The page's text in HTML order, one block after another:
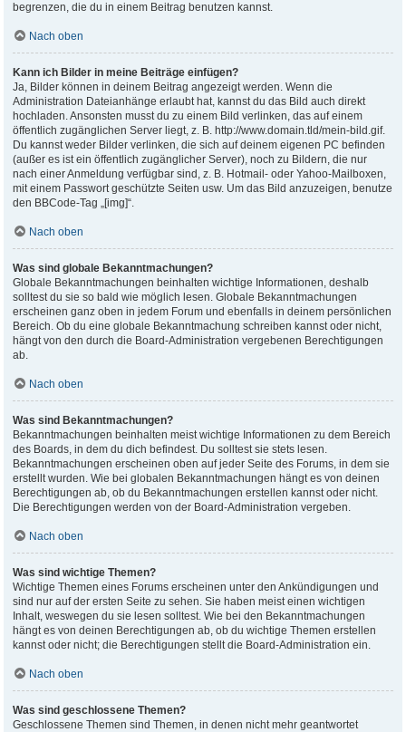
begrenzen, die du in einem Beitrag benutzen kannst.
Nach oben
Kann ich Bilder in meine Beiträge einfügen?
Ja, Bilder können in deinem Beitrag angezeigt werden. Wenn die
Administration Dateianhänge erlaubt hat, kannst du das Bild auch direkt
hochladen. Ansonsten musst du zu einem Bild verlinken, das auf einem
öffentlich zugänglichen Server liegt, z. B. http://www.domain.tld/mein-bild.gif.
Du kannst weder Bilder verlinken, die sich auf deinem eigenen PC befinden
(außer es ist ein öffentlich zugänglicher Server), noch zu Bildern, die nur
nach einer Anmeldung verfügbar sind, z. B. Hotmail- oder Yahoo-Mailboxen,
mit einem Passwort geschützte Seiten usw. Um das Bild anzuzeigen, benutze
den BBCode-Tag „[img]“.
Nach oben
Was sind globale Bekanntmachungen?
Globale Bekanntmachungen beinhalten wichtige Informationen, deshalb
solltest du sie so bald wie möglich lesen. Globale Bekanntmachungen
erscheinen ganz oben in jedem Forum und ebenfalls in deinem persönlichen
Bereich. Ob du eine globale Bekanntmachung schreiben kannst oder nicht,
hängt von den durch die Board-Administration vergebenen Berechtigungen
ab.
Nach oben
Was sind Bekanntmachungen?
Bekanntmachungen beinhalten meist wichtige Informationen zu dem Bereich
des Boards, in dem du dich befindest. Du solltest sie stets lesen.
Bekanntmachungen erscheinen oben auf jeder Seite des Forums, in dem sie
erstellt wurden. Wie bei globalen Bekanntmachungen hängt es von deinen
Berechtigungen ab, ob du Bekanntmachungen erstellen kannst oder nicht.
Die Berechtigungen werden von der Board-Administration vergeben.
Nach oben
Was sind wichtige Themen?
Wichtige Themen eines Forums erscheinen unter den Ankündigungen und
sind nur auf der ersten Seite zu sehen. Sie haben meist einen wichtigen
Inhalt, weswegen du sie lesen solltest. Wie bei den Bekanntmachungen
hängt es von deinen Berechtigungen ab, ob du wichtige Themen erstellen
kannst oder nicht; die Berechtigungen stellt die Board-Administration ein.
Nach oben
Was sind geschlossene Themen?
Geschlossene Themen sind Themen, in denen nicht mehr geantwortet